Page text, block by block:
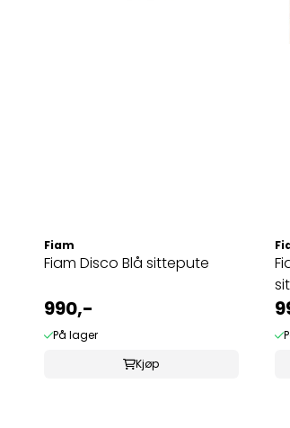
Fiam
Fiam Disco Blå sittepute
990,-
På lager
Kjøp